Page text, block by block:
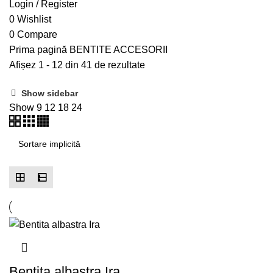
Login / Register
0 Wishlist
0 Compare
Prima pagină BENTITE ACCESORII
Afișez 1 - 12 din 41 de rezultate
Show sidebar
Show 9 12 18 24